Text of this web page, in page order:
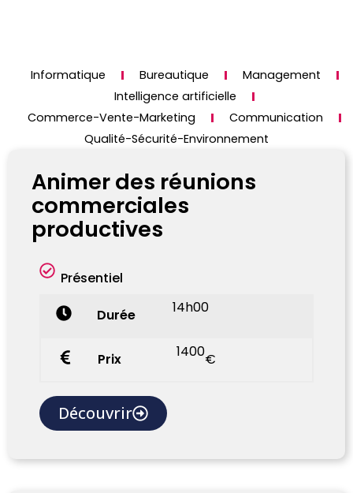
Informatique Bureautique
Management
Intelligence artificielle
Commerce-Vente-Marketing
Communication
Qualité-Sécurité-Environnement
Animer des réunions
commerciales
productives
Présentiel
Durée 14h00
Prix 1400€
Découvrir